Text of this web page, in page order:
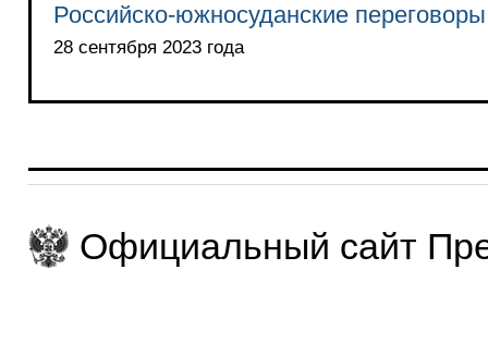
Российско-южносуданские переговоры
28 сентября 2023 года
Официальный сайт